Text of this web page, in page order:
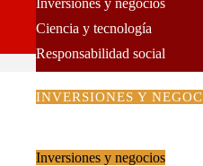
Inversiones y negocios
Ciencia y tecnología
Responsabilidad social
INVERSIONES Y
Inversiones y negocios